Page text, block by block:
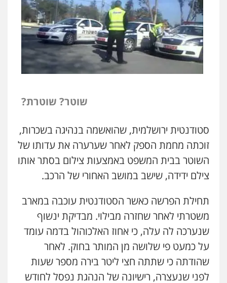
שוטר? שוטרת?
סטודנטית ירושלמית, שהואשמה בנהיגה בשכרות,
זוכתה מחמת הספק לאחר שערערה את עדותו של
השוטר בבית המשפט באמצעות צילום בסתר אותו
צילם ידידה, שישב במושב האחורי של הרכב.
תחילת הפרשה כאשר הסטודנטית עוכבה במארב
משטרתי לאחר שחזרה מבילוי. מבדיקת ינשוף
שנערכה לה עלה, כי אחוז האלכוהול בדמה עומד
על כמעט פי שלושה מן המותר בחוק. לאחר
שהודתה כי שתתה חצי ליטר בירה מספר שעות
לפני שנעצרה, רישיונה של הנהגת נפסל לחודש